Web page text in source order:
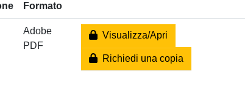
Formato
Adobe
PDF
Visualizza/Apri
Richiedi una copia